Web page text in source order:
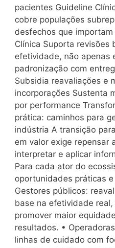
pacientes Guideline
cobre populações
desfechos que
Clínica Suporta revisões
efetividade, não apenas
padronização com
Subsidia reavaliações e
incorporações Sustenta
por performance
prática: caminhos para
indústria A transição
em valor exige repensar
interpretar e aplicar
Para cada ator do
oportunidades práticas
Gestores públicos:
base na efetividade
promover maior
resultados. •
linhas de cuidado com